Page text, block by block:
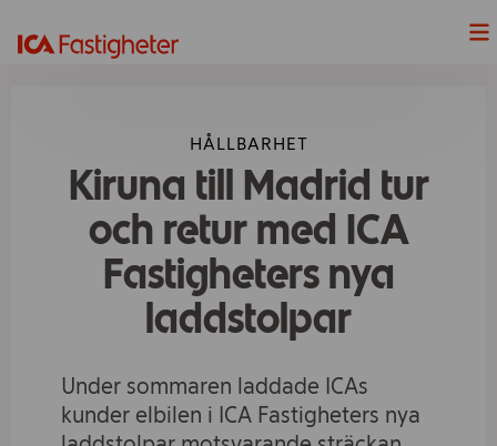
Våra fastigheter
Lediga Lokaler
Våra handelsplatser
HÅLLBARHET
Kiruna till Madrid tur
och retur med ICA
Fastigheters nya
laddstolpar
Under sommaren laddade ICAs
kunder elbilen i ICA Fastigheters nya